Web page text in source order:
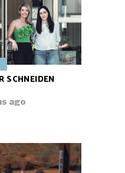
SCHNEIDEN
ago